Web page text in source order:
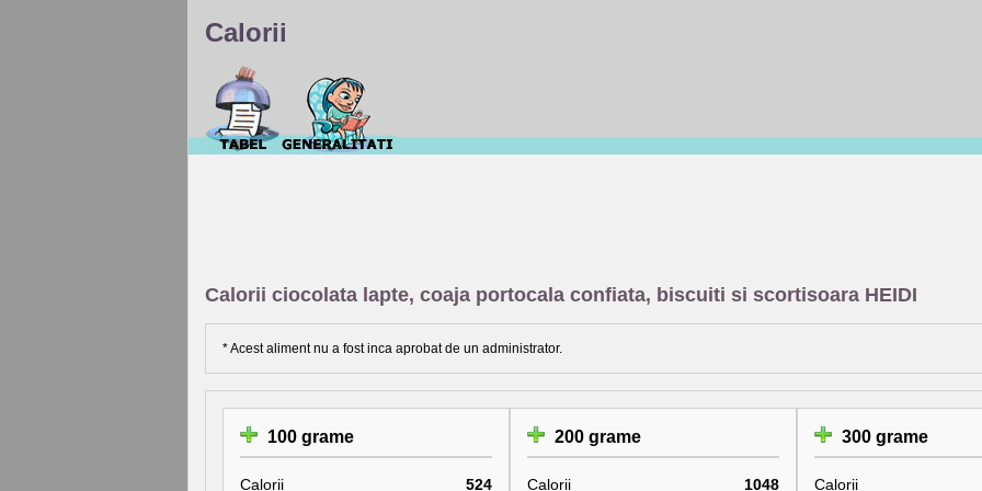
Calorii
Calorii ciocolata lapte, coaja portocala confiata, biscuiti si scortisoara HEIDI
* Acest aliment nu a fost inca aprobat de un administrator.
100 grame
Calorii 524
200 grame
Calorii 1048
300 grame
Calorii